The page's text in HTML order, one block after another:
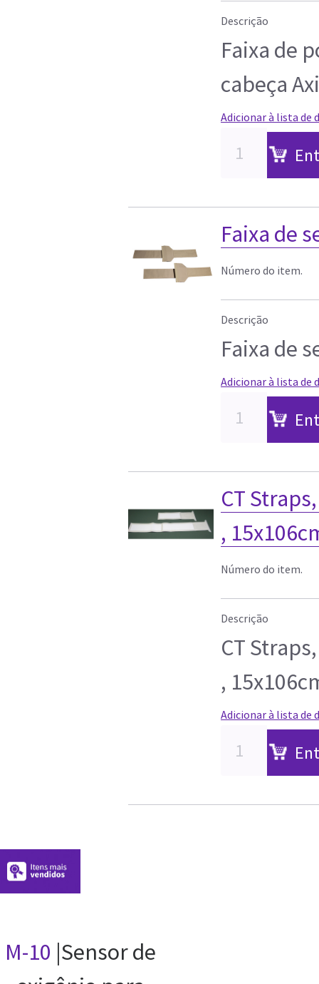
Descrição
Faixa de
cabeça
Adicionar à lista de
Faixa de
Número do item.
Descrição
Faixa de
Adicionar à lista de
CT
,
Número do item.
Descrição
CT
,
Adicionar à lista de
M-10 |Sensor de